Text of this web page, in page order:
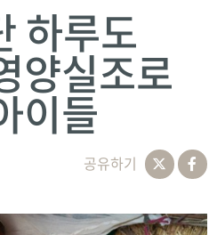
하루도
양실조로
이들
공유하기